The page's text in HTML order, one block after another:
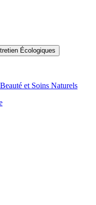
et Soins Naturels